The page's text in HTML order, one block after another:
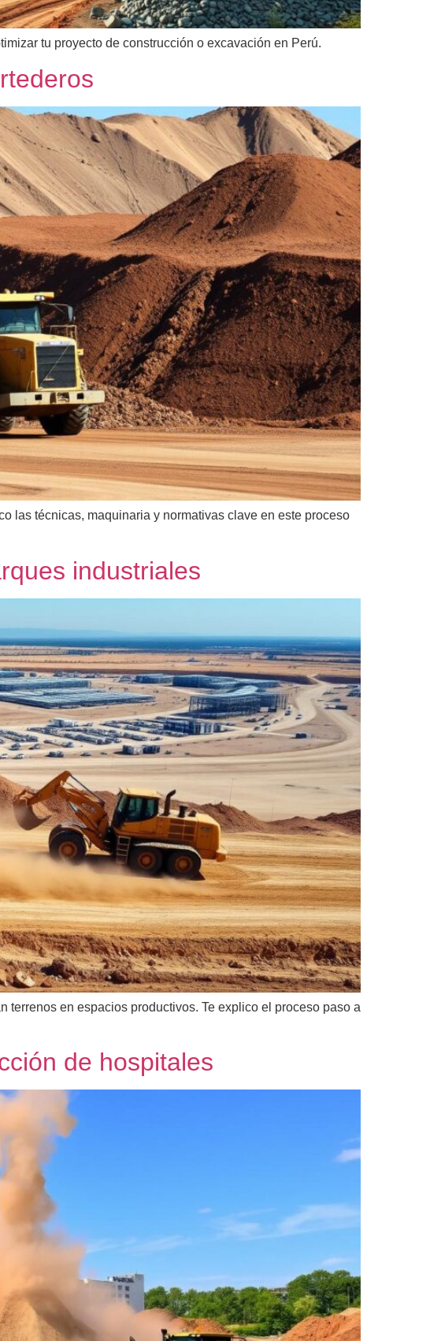
tu proyecto de construcción o excavación en Perú.
las técnicas, maquinaria y normativas clave en este proceso
industriales
terrenos en espacios productivos. Te explico el proceso paso a
de hospitales